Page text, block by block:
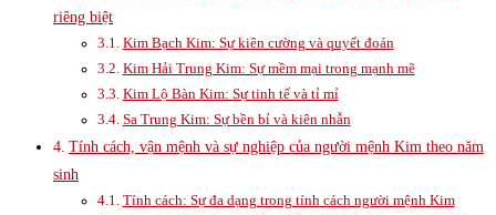
riêng biệt
Kim Bạch Kim: Sự kiên cường và quyết đoán
Kim Hải Trung Kim: Sự mềm mại trong mạnh mẽ
Kim Lộ Bàn Kim: Sự tinh tế và tỉ mỉ
Sa Trung Kim: Sự bền bỉ và kiên nhẫn
Tính cách, vận mệnh và sự nghiệp của người mệnh Kim theo năm
sinh
Tính cách: Sự đa dạng trong tính cách người mệnh Kim